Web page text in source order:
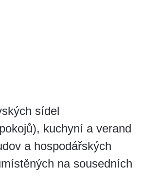
sídel
kuchyní a verand
a hospodářských
na sousedních